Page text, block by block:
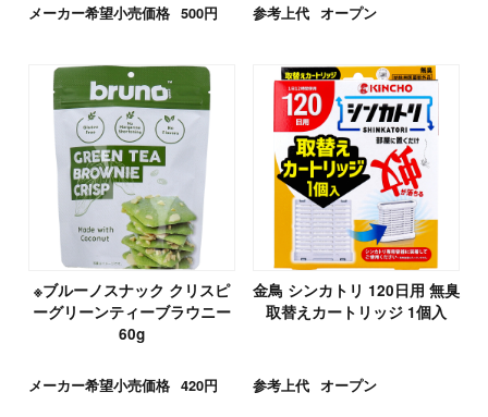
メーカー希望小売価格 500円 参考上代 オープン
※ブルーノスナック クリスピ
ーグリーンティーブラウニー
60g
メーカー希望小売価格 420円
金鳥 シンカトリ 120日用 無臭
取替えカートリッジ 1個入
参考上代 オープン